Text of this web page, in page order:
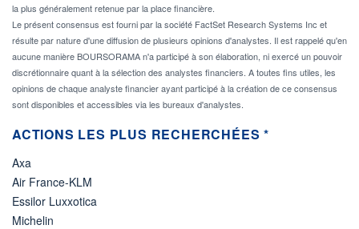
la plus généralement retenue par la place financière.
Le présent consensus est fourni par la société FactSet Research Systems Inc et
résulte par nature d'une diffusion de plusieurs opinions d'analystes. Il est rappelé qu'en
aucune manière BOURSORAMA n'a participé à son élaboration, ni exercé un pouvoir
discrétionnaire quant à la sélection des analystes financiers. A toutes fins utiles, les
opinions de chaque analyste financier ayant participé à la création de ce consensus
sont disponibles et accessibles via les bureaux d'analystes.
ACTIONS LES PLUS RECHERCHÉES *
Axa
Air France-KLM
Essilor Luxxotica
Michelin